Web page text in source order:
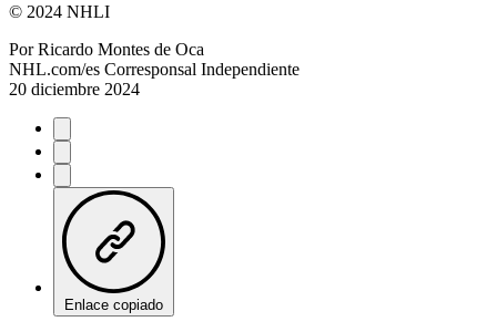
© 2024 NHLI
Por Ricardo Montes de Oca
NHL.com/es Corresponsal Independiente
20 diciembre 2024
Enlace copiado